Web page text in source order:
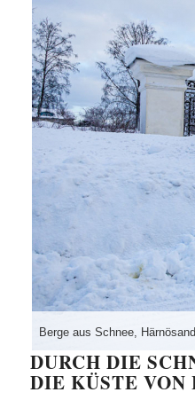
Berge aus Schnee,
DURCH DIE
DIE KÜSTE VON